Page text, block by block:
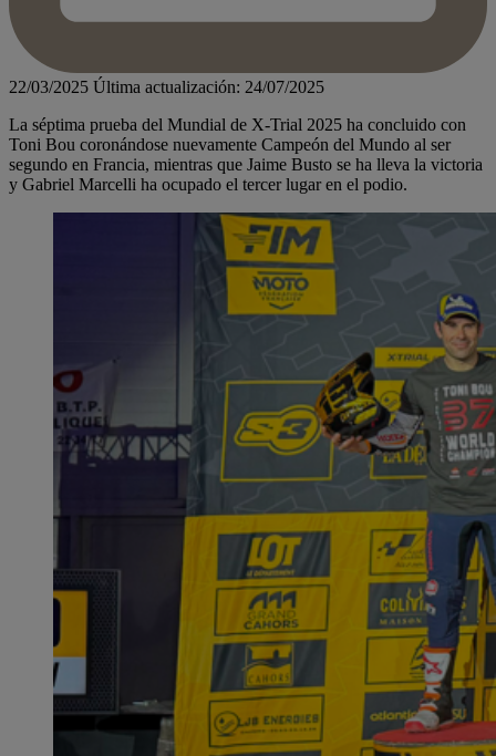
22/03/2025 Última actualización: 24/07/2025
La séptima prueba del Mundial de X-Trial 2025 ha concluido con
Toni Bou coronándose nuevamente Campeón del Mundo al ser
segundo en Francia, mientras que Jaime Busto se ha lleva la victoria
y Gabriel Marcelli ha ocupado el tercer lugar en el podio.